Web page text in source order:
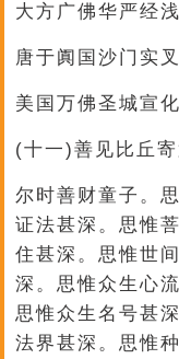
大方广佛华严经
唐于阗国沙门实
美国万佛圣城宣
(十一)善见比丘
尔时善财童子。
证法甚深。思惟
住甚深。思惟世
深。思惟众生心
思惟众生名号甚
法界甚深。思惟